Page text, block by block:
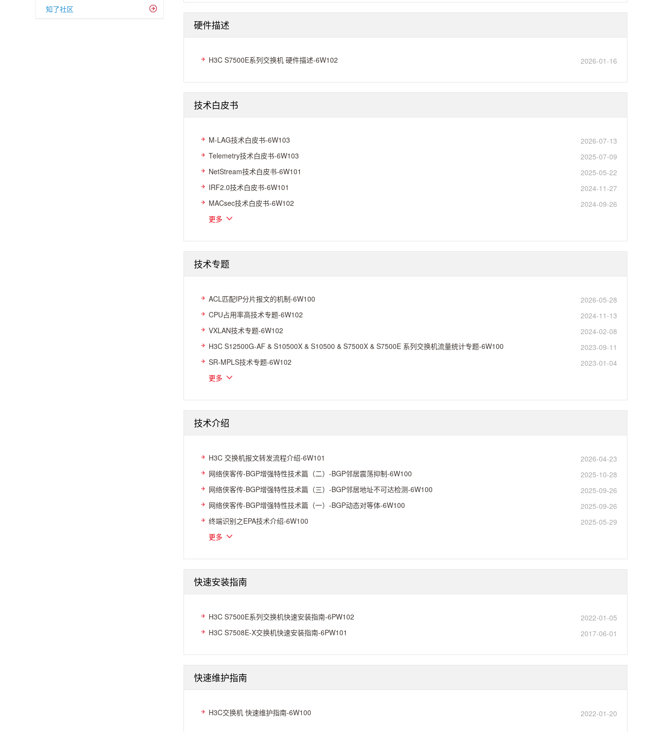
知了社区
硬件描述
H3C S7500E系列交换机 硬件描述-6W102 2026-01-16
技术白皮书
M-LAG技术白皮书-6W103
2026-07-13
Telemetry技术白皮书-6W103
2025-07-09
NetStream技术白皮书-6W101
2025-05-22
IRF2.0技术白皮书-6W101
2024-11-27
MACsec技术白皮书-6W102
2024-09-26
更多
技术专题
ACL匹配IP分片报文的机制-6W100
2026-05-28
CPU占用率高技术专题-6W102
2024-11-13
VXLAN技术专题-6W102
2024-02-08
H3C S12500G-AF & S10500X & S10500 & S7500X & S7500E 系列交换机流量统计专题-6W100
2023-09-11
SR-MPLS技术专题-6W102
2023-01-04
更多
技术介绍
H3C 交换机报文转发流程介绍-6W101
2026-04-23
网络侠客传-BGP增强特性技术篇（二）-BGP邻居震荡抑制-6W100
2025-10-28
网络侠客传-BGP增强特性技术篇（三）-BGP邻居地址不可达检测-6W100
2025-09-26
网络侠客传-BGP增强特性技术篇（一）-BGP动态对等体-6W100
2025-09-26
终端识别之EPA技术介绍-6W100
2025-05-29
更多
快速安装指南
H3C S7500E系列交换机快速安装指南-6PW102
2022-01-05
H3C S7508E-X交换机快速安装指南-6PW101
2017-06-01
快速维护指南
H3C交换机 快速维护指南-6W100 2022-01-20